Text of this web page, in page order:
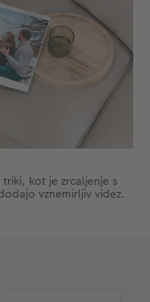
kot je zrcaljenje s
vznemirljiv videz.